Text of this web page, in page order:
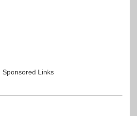
Sponsored Links